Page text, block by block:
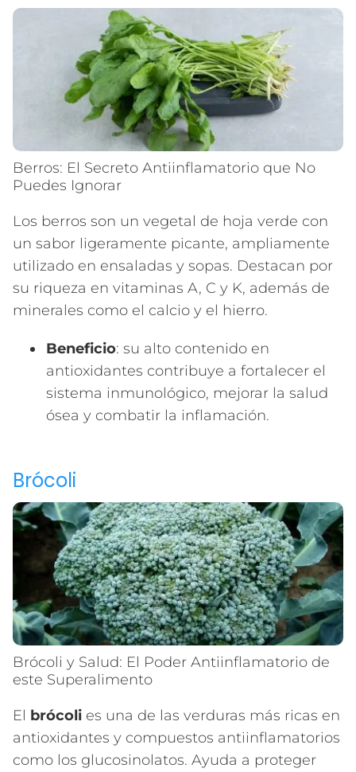
Berros: El Secreto Antiinflamatorio que No
Puedes Ignorar
Los berros son un vegetal de hoja verde con
un sabor ligeramente picante, ampliamente
utilizado en ensaladas y sopas. Destacan por
su riqueza en vitaminas A, C y K, además de
minerales como el calcio y el hierro.
Beneficio: su alto contenido en
antioxidantes contribuye a fortalecer el
sistema inmunológico, mejorar la salud
ósea y combatir la inflamación.
Brócoli
Brócoli y Salud: El Poder Antiinflamatorio de
este Superalimento
El brócoli es una de las verduras más ricas en
antioxidantes y compuestos antiinflamatorios
como los glucosinolatos. Ayuda a proteger